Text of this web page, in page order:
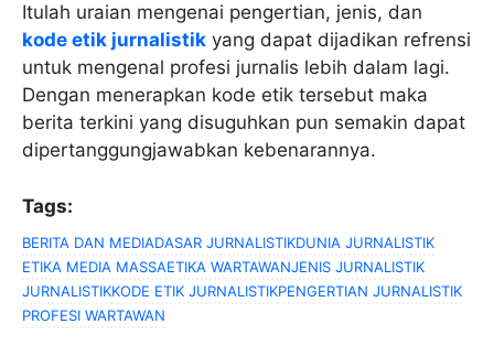
Itulah uraian mengenai pengertian, jenis, dan
kode etik jurnalistik yang dapat dijadikan refrensi
untuk mengenal profesi jurnalis lebih dalam lagi.
Dengan menerapkan kode etik tersebut maka
berita terkini yang disuguhkan pun semakin dapat
dipertanggungjawabkan kebenarannya.
Tags:
BERITA DAN MEDIADASAR JURNALISTIKDUNIA JURNALISTIK
ETIKA MEDIA MASSAETIKA WARTAWANJENIS JURNALISTIK
JURNALISTIKKODE ETIK JURNALISTIKPENGERTIAN JURNALISTIK
PROFESI WARTAWAN